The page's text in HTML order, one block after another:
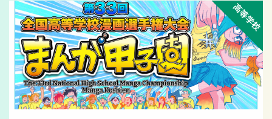
高等学校